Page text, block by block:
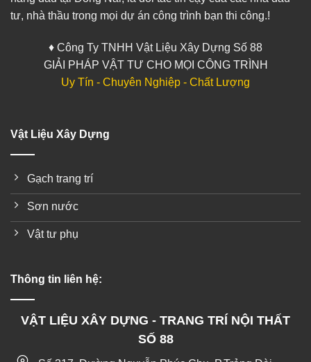
tư, nhà thầu trong mọi dự án công trình bạn thi công.!
♦ Công Ty TNHH Vật Liệu Xây Dựng Số 88
GIẢI PHÁP VẬT TƯ CHO MỌI CÔNG TRÌNH
Uy Tín - Chuyên Nghiệp - Chất Lượng
Vật Liệu Xây Dựng
Gạch trang trí
Sơn nước
Vật tư phụ
Thông tin liên hệ:
VẬT LIỆU XÂY DỰNG - TRANG TRÍ NỘI THẤT
SỐ 88